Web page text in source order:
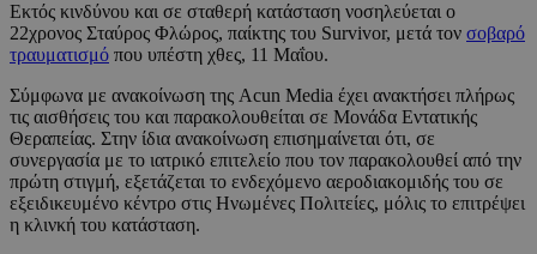
Εκτός κινδύνου και σε σταθερή κατάσταση νοσηλεύεται ο
22χρονος Σταύρος Φλώρος, παίκτης του Survivor, μετά τον σοβαρό
τραυματισμό που υπέστη χθες, 11 Μαΐου.
Σύμφωνα με ανακοίνωση της Acun Media έχει ανακτήσει πλήρως
τις αισθήσεις του και παρακολουθείται σε Μονάδα Εντατικής
Θεραπείας. Στην ίδια ανακοίνωση επισημαίνεται ότι, σε
συνεργασία με το ιατρικό επιτελείο που τον παρακολουθεί από την
πρώτη στιγμή, εξετάζεται το ενδεχόμενο αεροδιακομιδής του σε
εξειδικευμένο κέντρο στις Ηνωμένες Πολιτείες, μόλις το επιτρέψει
η κλινκή του κατάσταση.